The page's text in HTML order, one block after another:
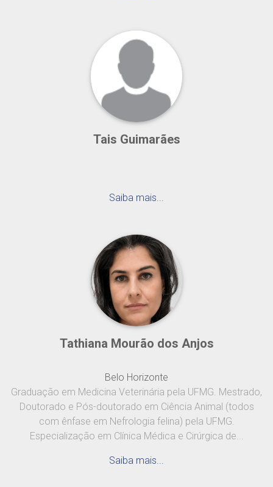
Tais Guimarães
Saiba mais...
Tathiana Mourão dos Anjos
Belo Horizonte
Graduação em Medicina Veterinária pela UFMG. Mestrado,
Doutorado e Pós-doutorado em Ciência Animal (todos
com ênfase em Nefrologia felina) pela UFMG.
Especialização em Clínica Médica e Cirúrgica de...
Saiba mais...